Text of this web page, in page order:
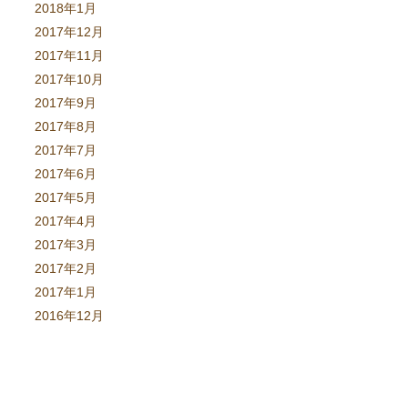
2018年1月
2017年12月
2017年11月
2017年10月
2017年9月
2017年8月
2017年7月
2017年6月
2017年5月
2017年4月
2017年3月
2017年2月
2017年1月
2016年12月